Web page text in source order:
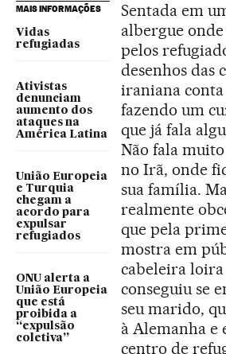
MAIS INFORMAÇÕES
Vidas
refugiadas
Ativistas
denunciam
aumento dos
ataques na
América Latina
União Europeia
e Turquia
chegam a
acordo para
expulsar
refugiados
ONU alerta a
União Europeia
que está
proibida a
“expulsão
coletiva”
Sentada em
albergue
pelos
desenhos das
iraniana conta
fazendo um
que já fala
Não fala muito
no Irã, onde
sua família.
realmente
que pela
mostra em
cabeleira loira
conseguiu se
seu marido,
à Alemanha e
centro de